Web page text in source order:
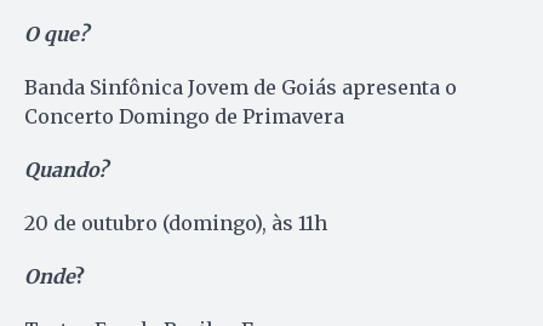
O que?
Banda Sinfônica Jovem de Goiás apresenta o
Concerto Domingo de Primavera
Quando?
20 de outubro (domingo), às 11h
Onde?